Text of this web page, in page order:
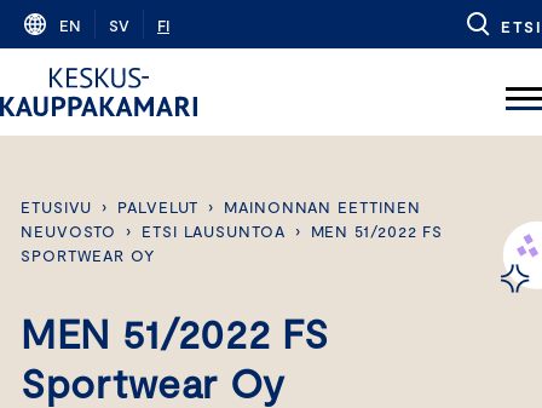
Skip
content
EN SV FI ETSI
ETUSIVU › PALVELUT ›
MAINONNAN EETTINEN
NEUVOSTO
› ETSI LAUSUNTOA ›
MEN 51/2022 FS
SPORTWEAR OY
MEN 51/2022 FS
Sportwear Oy